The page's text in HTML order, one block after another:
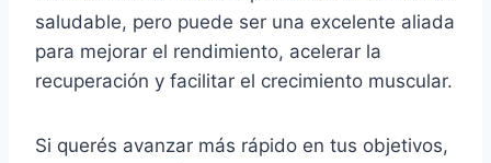
saludable, pero puede ser una excelente aliada
para mejorar el rendimiento, acelerar la
recuperación y facilitar el crecimiento muscular.
Si querés avanzar más rápido en tus objetivos,